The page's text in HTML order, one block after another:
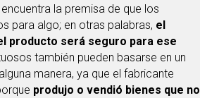
la premisa de que los
para algo; en otras palabras, el
producto será seguro para ese
también pueden basarse en un
manera, ya que el fabricante
produjo o vendió bienes que no